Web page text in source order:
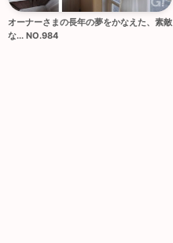
オーナーさまの長年の夢をかなえた、素敵
な... NO.984